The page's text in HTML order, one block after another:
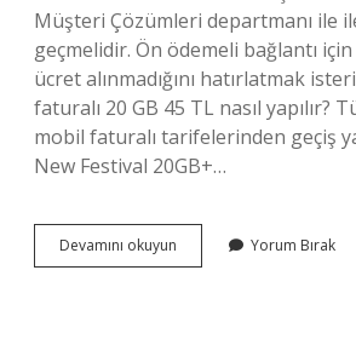
Müşteri Çözümleri departmanı ile
geçmelidir. Ön ödemeli bağlantı
ücret alınmadığını hatırlatmak
faturalı 20 GB 45 TL nasıl yapılır?
mobil faturalı tarifelerinden geçiş
New Festival 20GB+…
Devamını okuyun
Telekom
Yorum Bırak